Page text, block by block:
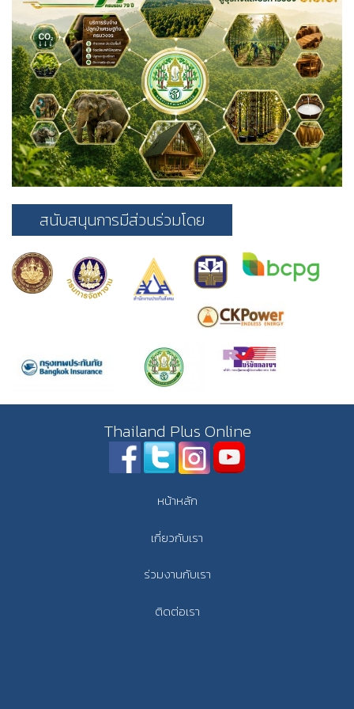
สนับสนุนการมีส่วนร่วมโดย
Thailand Plus Online
หน้าหลัก
เกี่ยวกับเรา
ร่วมงานกับเรา
ติดต่อเรา